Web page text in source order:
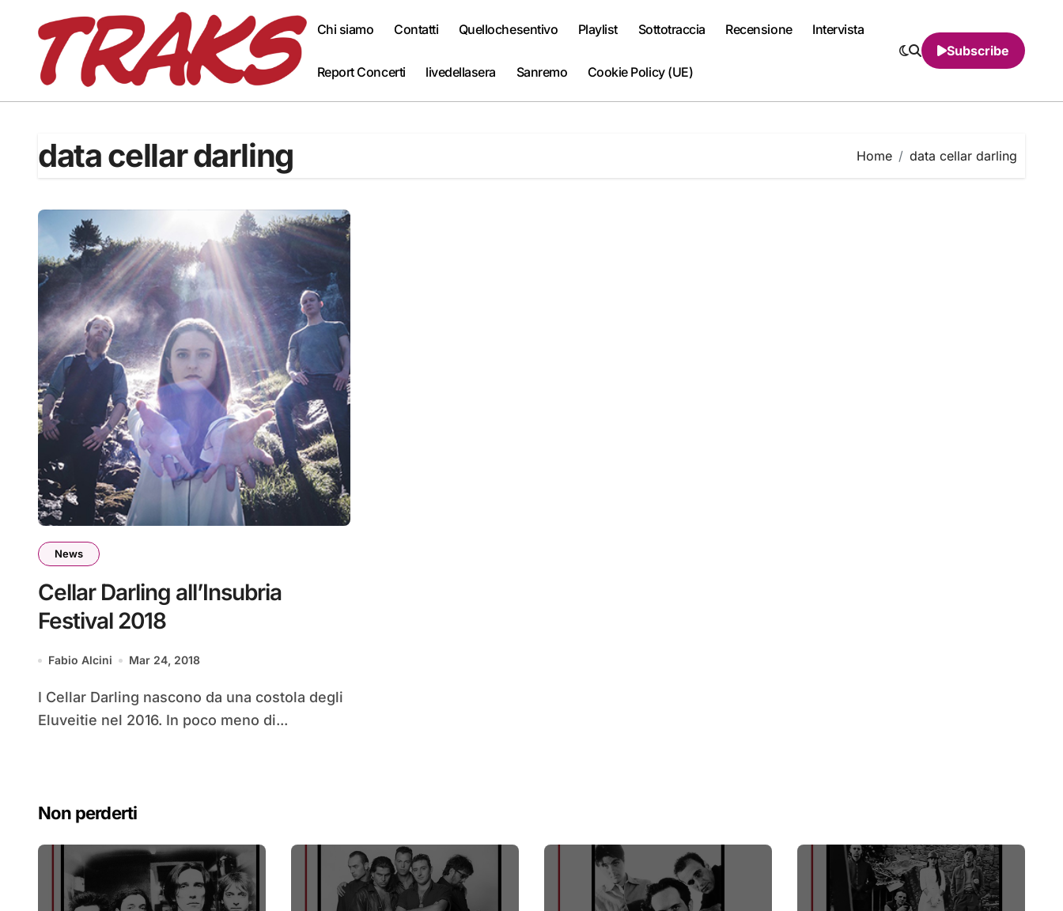
content
Chi siamo Contatti Quellochesentivo Playlist Sottotraccia Recensione Intervista
Report Concerti livedellasera Sanremo Cookie Policy (UE)
Subscribe
data cellar darling Home data cellar darling
News
Cellar Darling all’Insubria
Festival 2018
Fabio Alcini Mar 24, 2018
I Cellar Darling nascono da una costola degli
Eluveitie nel 2016. In poco meno di...
Non perderti